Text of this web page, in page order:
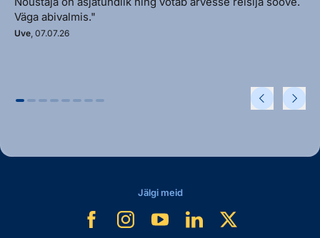
Väga abivalmis."
Uve, 07.07.26
Jälgi meid